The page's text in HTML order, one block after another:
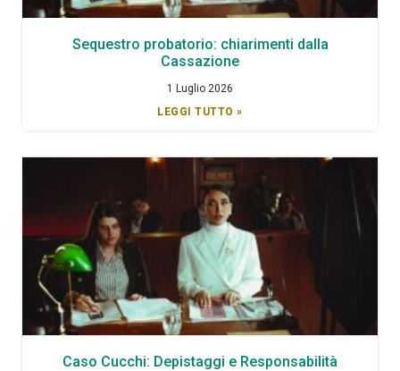
Sequestro probatorio: chiarimenti dalla
Cassazione
1 Luglio 2026
LEGGI TUTTO »
Caso Cucchi: Depistaggi e Responsabilità